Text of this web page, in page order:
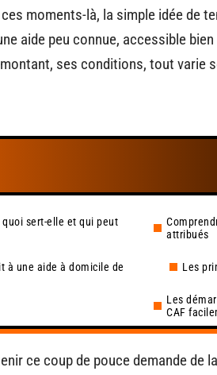
moments-là, la simple idée de
aide peu connue, accessible
ses conditions, tout varie
quoi sert-elle et qui peut
à une aide à domicile de
attribués
Les
Les
CAF
ce coup de pouce demande de